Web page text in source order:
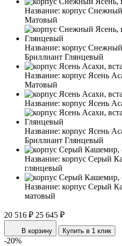
Название: корпус Снежный
Матовый
Название: корпус
Бриллиант Глянцевый
Название: корпус Ясень
Матовый
Название: корпус Ясень
Название: корпус Ясень
Бриллиант Глянцевый
Название: корпус Серый
глянцевый
Название: корпус Серый
матовый
20 516 ₽ 25 645 ₽
В корзину Купить в 1 клик
-20%